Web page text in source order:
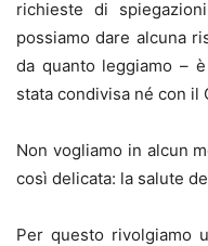
richieste di
possiamo dare alcuna
da quanto leggiamo –
stata condivisa né con il
Non vogliamo in alcun
così delicata: la salute
Per questo rivolgiamo